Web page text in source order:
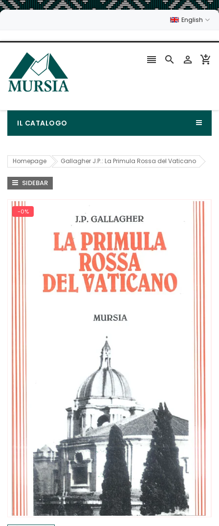
English
   
IL CATALOGO
Homepage Gallagher J.P.: La Primula Rossa del Vaticano
SIDEBAR
-0%